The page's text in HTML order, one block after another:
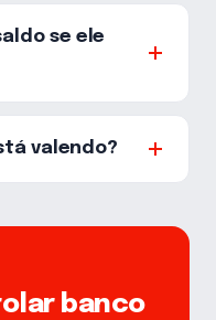
se ele
valendo?
banco